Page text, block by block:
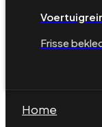
Frisse
Home